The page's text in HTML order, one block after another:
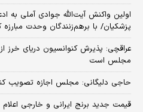
اولین واکنش آیت‌الله جوادی آملی به
پزشکیان/ با برهم‌زنندگان وحدت
عراقچی: پذیرش کنوانسیون دریای خرز
مجلس است
حاجی دلیگانی: مجلس اجازه تصویب
قیمت جدید برنج ایرانی و خارجی